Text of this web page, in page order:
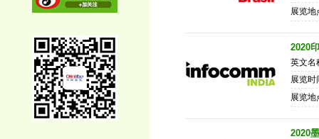
展览地
2020
英文名
展览
展览
2020